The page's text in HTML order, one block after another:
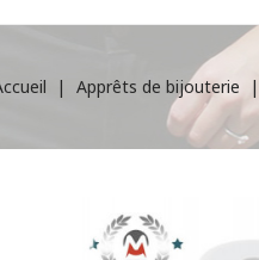
Apprêts de bijouterie